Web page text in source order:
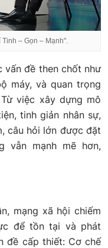
– Gọn – Mạnh".
vấn đề then chốt như
máy, và quan trọng
việc xây dựng mô
tinh giản nhân sự,
câu hỏi lớn được đặt
vẫn mạnh mẽ hơn,
mạng xã hội chiếm
để tồn tại và phát
đề cấp thiết: Cơ chế